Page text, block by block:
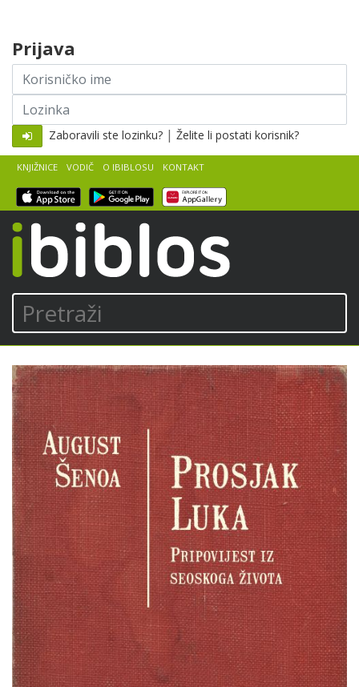
Pretraži
KNJIŽNICE VODIČ O IBIBLOSU KONTAKT
Prijava
Korisničko
ime
Lozinka
Zaboravili ste lozinku? | Želite li postati korisnik?
August
Šenoa
Prosjak
Luka
Pretpregled